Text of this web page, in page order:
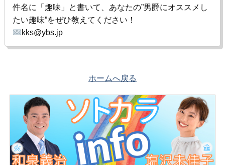
件名に「趣味」と書いて、あなたの”男爵にオススメし
たい趣味”をぜひ教えてください！
kks@ybs.jp
ホームへ戻る